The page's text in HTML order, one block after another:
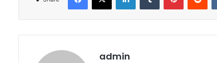
admin